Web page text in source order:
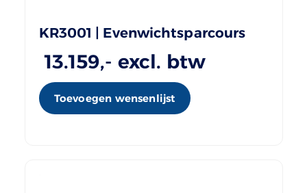
KR3001 | Evenwichtsparcours
13.159,- excl. btw
Toevoegen wensenlijst